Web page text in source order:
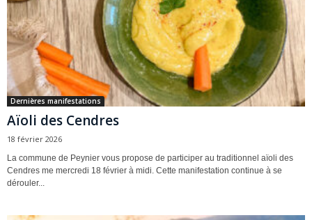
Dernières manifestations
Aïoli des Cendres
18 février 2026
La commune de Peynier vous propose de participer au traditionnel aïoli des
Cendres me mercredi 18 février à midi. Cette manifestation continue à se
dérouler...